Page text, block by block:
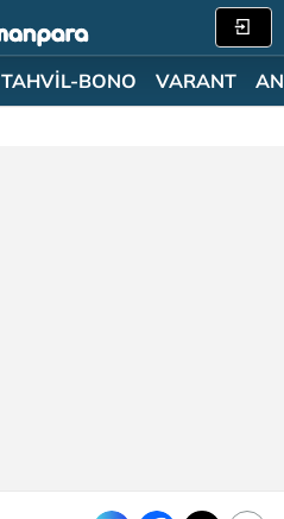
TAHVİL-BONO VARANT